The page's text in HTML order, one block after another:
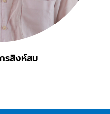
รสิงห์สม